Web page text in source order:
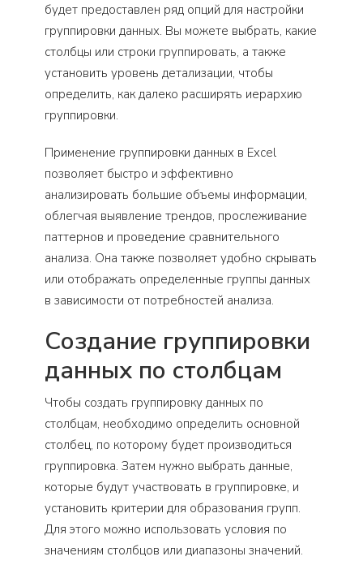
будет предоставлен ряд опций для настройки
группировки данных. Вы можете выбрать, какие
столбцы или строки группировать, а также
установить уровень детализации, чтобы
определить, как далеко расширять иерархию
группировки.
Применение группировки данных в Excel
позволяет быстро и эффективно
анализировать большие объемы информации,
облегчая выявление трендов, прослеживание
паттернов и проведение сравнительного
анализа. Она также позволяет удобно скрывать
или отображать определенные группы данных
в зависимости от потребностей анализа.
Создание группировки
данных по столбцам
Чтобы создать группировку данных по
столбцам, необходимо определить основной
столбец, по которому будет производиться
группировка. Затем нужно выбрать данные,
которые будут участвовать в группировке, и
установить критерии для образования групп.
Для этого можно использовать условия по
значениям столбцов или диапазоны значений.